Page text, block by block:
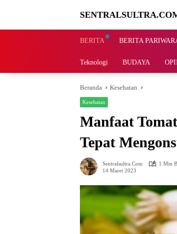
BERITA BERITA
Teknologi BUDAYA
Beranda Kesehatan
Kesehatan
Manfaat
Tepat
Sentralsultra.com
1 Min
14 Maret 2023